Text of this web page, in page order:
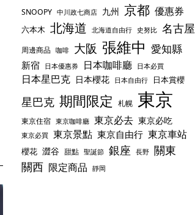
SNOOPY 中川政七商店 九州 京都 優惠券
六本木 北海道 北海道自由行 史努比 名古屋
周邊商品 咖啡 大阪 張維中 愛知縣
新宿 日本優惠券 日本咖啡廳 日本必買
日本星巴克 日本櫻花 日本自由行 日本賞櫻
星巴克 期間限定 札幌 東京
東京住宿 東京咖啡廳 東京必去 東京必吃
東京必買 東京景點 東京自由行 東京車站
櫻花 澀谷 甜點 聖誕節 銀座 長野 關東
關西 限定商品 靜岡